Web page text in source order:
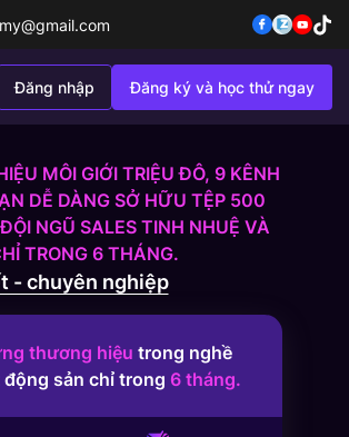
Đăng nhập Đăng ký và học thử ngay
MÔI GIỚI TRIỆU ĐÔ, 9 KÊNH
DỄ DÀNG SỞ HỮU TỆP 500
NGŨ SALES TINH NHUỆ VÀ
TRONG 6 THÁNG.
- chuyên nghiệp
thương hiệu trong nghề
động sản chỉ trong 6 tháng.